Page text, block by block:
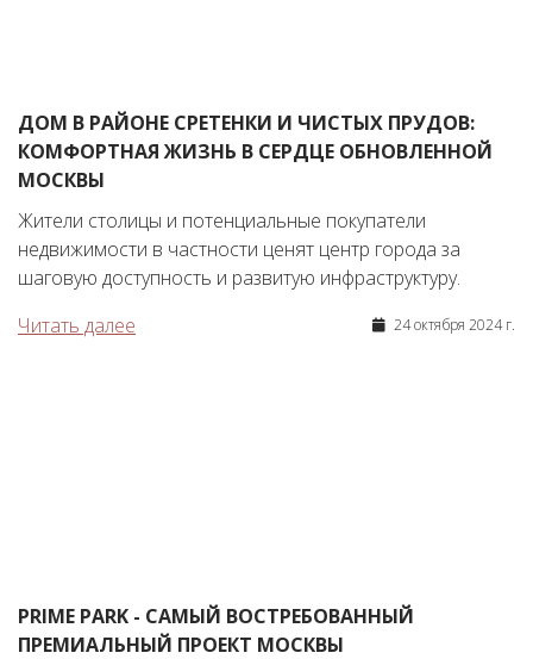
ДОМ В РАЙОНЕ СРЕТЕНКИ И ЧИСТЫХ ПРУДОВ:
КОМФОРТНАЯ ЖИЗНЬ В СЕРДЦЕ ОБНОВЛЕННОЙ
МОСКВЫ
Жители столицы и потенциальные покупатели
недвижимости в частности ценят центр города за
шаговую доступность и развитую инфраструктуру.
Читать далее
24 октября 2024 г.
PRIME PARK - САМЫЙ ВОСТРЕБОВАННЫЙ
ПРЕМИАЛЬНЫЙ ПРОЕКТ МОСКВЫ